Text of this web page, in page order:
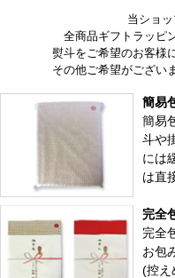
当ショッ
全商品ギフトラッピ
熨斗をご希望のお客様
その他ご希望がござい
簡易
簡易
斗や
には
は直
完全
完全
お包
(控え